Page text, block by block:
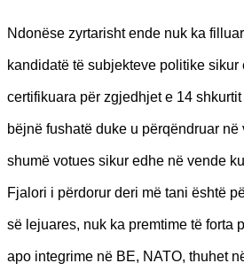
Ndonëse zyrtarisht ende nuk ka
kandidatë të subjekteve politike
certifikuara për zgjedhjet e 14
bëjnë fushatë duke u përqëndruar në
shumë votues sikur edhe në vende
Fjalori i përdorur deri më tani është
së lejuares, nuk ka premtime të forta
apo integrime në BE, NATO, thuhet